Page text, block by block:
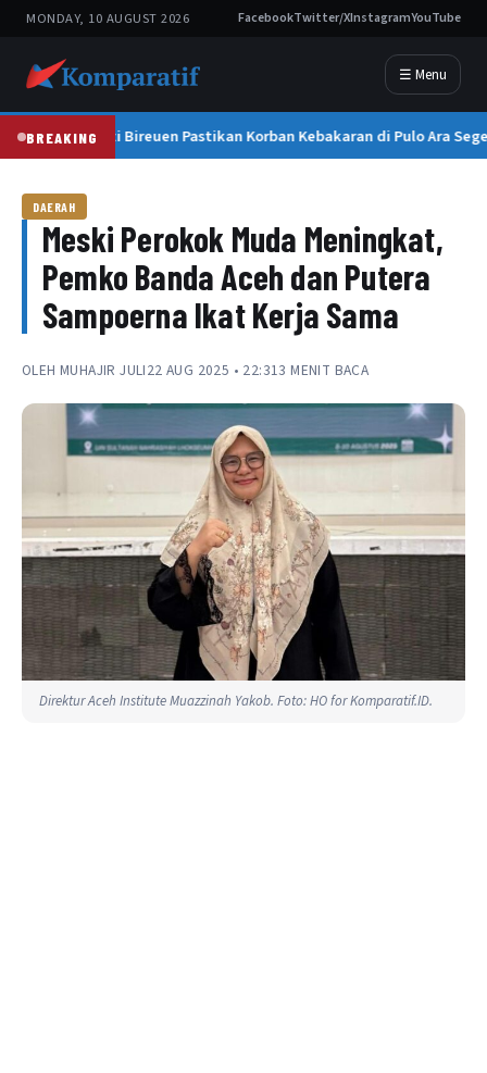
MONDAY, 10 AUGUST 2026 FacebookTwitter/XInstagramYouTube
☰ Menu
BREAKINGBupati Bireuen Pastikan Korban Kebakaran di Pulo Ara
DAERAH
Meski Perokok Muda Meningkat,
Pemko Banda Aceh dan Putera
Sampoerna Ikat Kerja Sama
OLEH MUHAJIR JULI22 AUG 2025 • 22:313 MENIT BACA
Direktur Aceh Institute Muazzinah Yakob. Foto: HO for Komparatif.ID.